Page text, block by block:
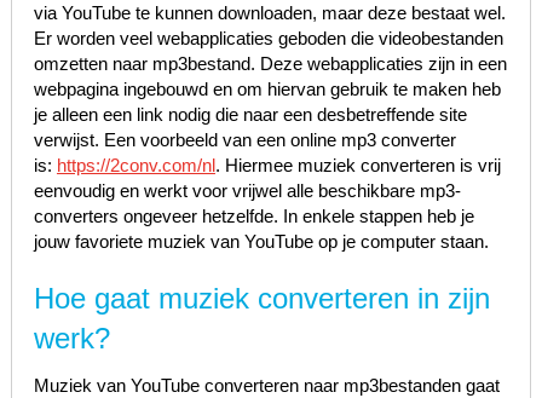
via YouTube te kunnen downloaden, maar deze bestaat wel.
Er worden veel webapplicaties geboden die videobestanden
omzetten naar mp3bestand. Deze webapplicaties zijn in een
webpagina ingebouwd en om hiervan gebruik te maken heb
je alleen een link nodig die naar een desbetreffende site
verwijst. Een voorbeeld van een online mp3 converter
is: https://2conv.com/nl. Hiermee muziek converteren is vrij
eenvoudig en werkt voor vrijwel alle beschikbare mp3-
converters ongeveer hetzelfde. In enkele stappen heb je
jouw favoriete muziek van YouTube op je computer staan.
Hoe gaat muziek converteren in zijn
werk?
Muziek van YouTube converteren naar mp3bestanden gaat